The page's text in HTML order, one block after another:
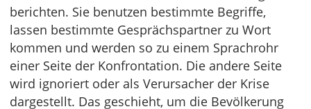
berichten. Sie benutzen bestimmte Begriffe,
lassen bestimmte Gesprächspartner zu Wort
kommen und werden so zu einem Sprachrohr
einer Seite der Konfrontation. Die andere Seite
wird ignoriert oder als Verursacher der Krise
dargestellt. Das geschieht, um die Bevölkerung